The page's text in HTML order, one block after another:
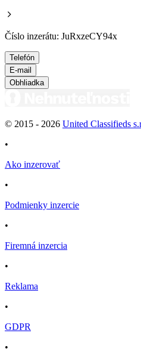
Číslo inzerátu: JuRxzeCY94x
Telefón
E-mail
Obhliadka
© 2015 - 2026 United Classifieds
•
Ako inzerovať
•
Podmienky inzercie
•
Firemná inzercia
•
Reklama
•
GDPR
•